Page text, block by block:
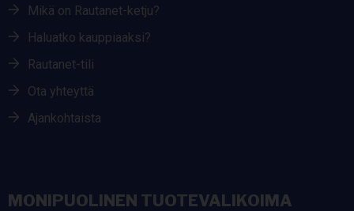
Mikä on Rautanet-ketju?
Haluatko kauppiaaksi?
Rautanet-tili
Ota yhteyttä
Ajankohtaista
MONIPUOLINEN TUOTEVALIKOIMA